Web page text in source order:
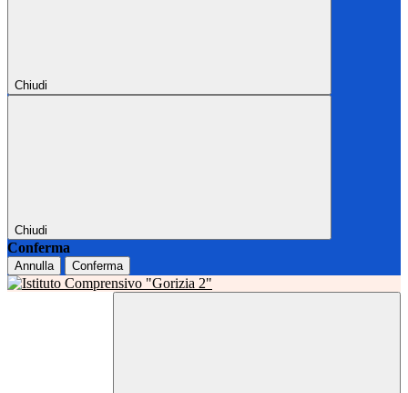
Chiudi
Chiudi
Conferma
Annulla Conferma